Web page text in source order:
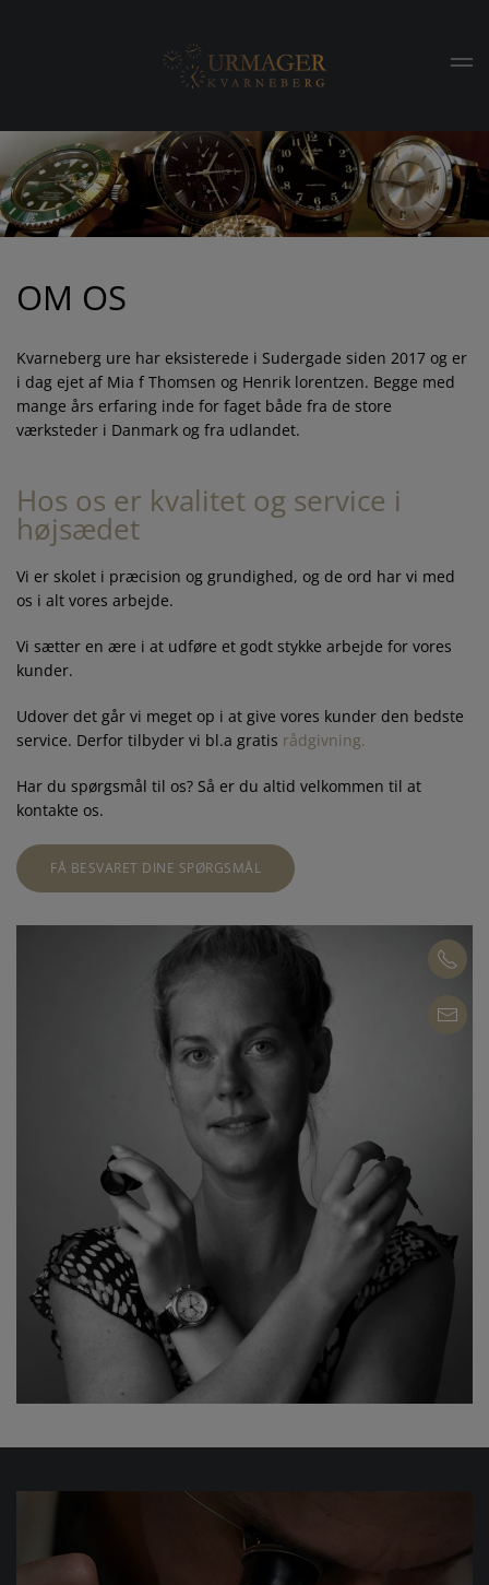
Gå til hovedindhold
OM OS
Kvarneberg ure har eksisterede i Sudergade siden 2017 og er
i dag ejet af Mia f Thomsen og Henrik lorentzen. Begge med
mange års erfaring inde for faget både fra de store
værksteder i Danmark og fra udlandet.
Hos os er kvalitet og service i
højsædet
Vi er skolet i præcision og grundighed, og de ord har vi med
os i alt vores arbejde.
Vi sætter en ære i at udføre et godt stykke arbejde for vores
kunder.
Udover det går vi meget op i at give vores kunder den bedste
service. Derfor tilbyder vi bl.a gratis rådgivning.
Har du spørgsmål til os? Så er du altid velkommen til at
kontakte os.
FÅ BESVARET DINE SPØRGSMÅL